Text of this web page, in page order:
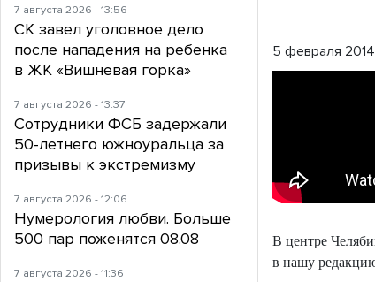
5 февраля 2014
В центре
в нашу
7 августа 2026 - 13:56
СК завел уголовное дело
после нападения на ребенка
в ЖК «Вишневая горка»
7 августа 2026 - 13:37
Сотрудники ФСБ задержали
50-летнего южноуральца за
призывы к экстремизму
7 августа 2026 - 12:06
Нумерология любви. Больше
500 пар поженятся 08.08
7 августа 2026 - 11:36